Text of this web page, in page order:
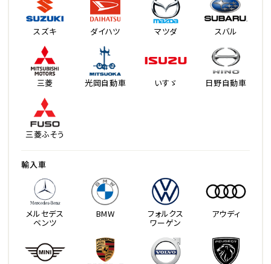
スズキ ダイハツ マツダ スバル
三菱 光岡自動車 いすゞ 日野自動車
三菱ふそう
輸入車
メルセデス
ベンツ
BMW フォルクス
ワーゲン
アウディ